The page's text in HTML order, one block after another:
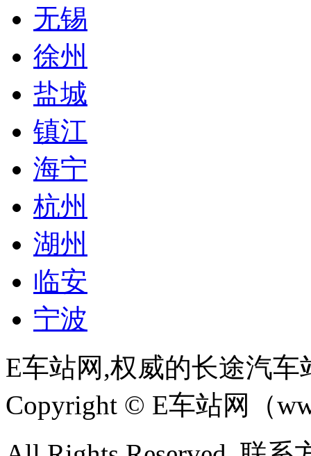
无锡
徐州
盐城
镇江
海宁
杭州
湖州
临安
宁波
E车站网,权威的长途汽
Copyright © E车站网（